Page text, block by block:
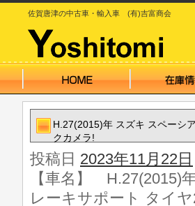
佐賀唐津の中古車・輸入車 (有)吉富商会
H.27(2015)年 スズキ スペーシ
クカメラ!
投稿日 2023年11月22日
【車名】 H.27(2015)
レーキサポート タイ